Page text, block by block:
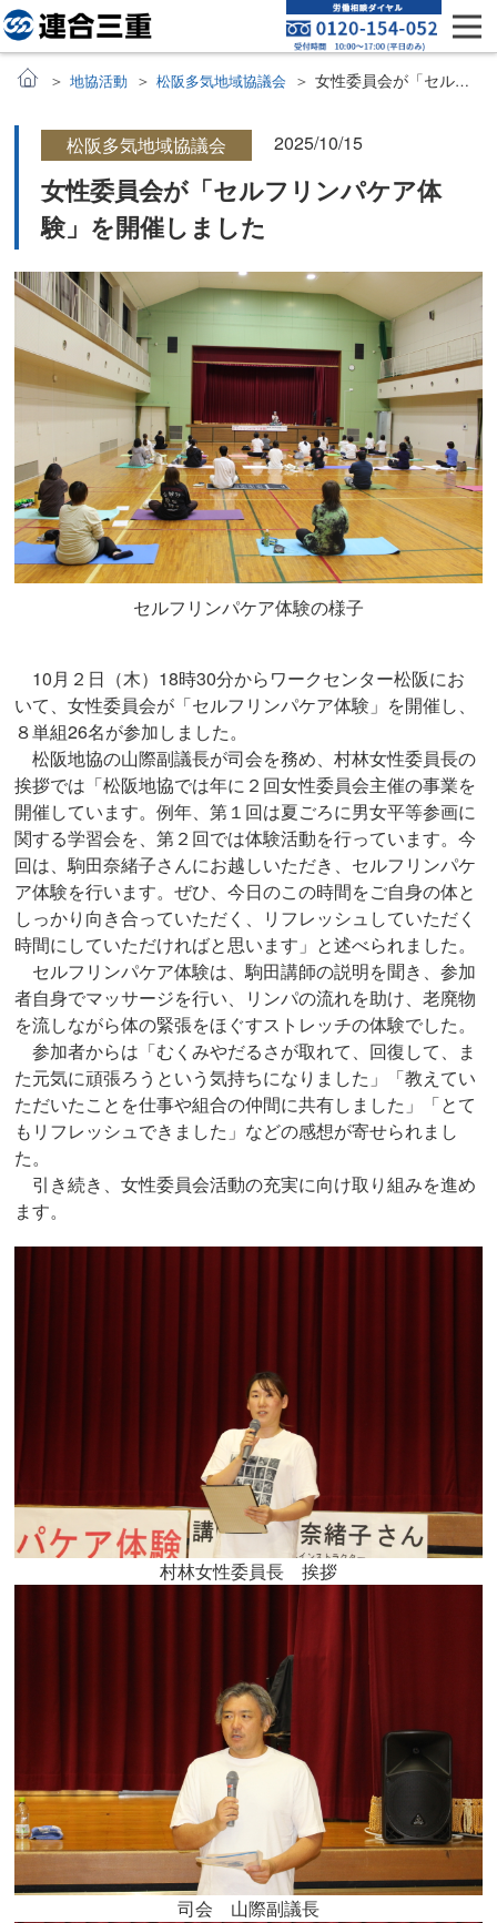
地協活動 松阪多気地域協議会 女性委員会が「セルフリンパケア体験」を開催しました
松阪多気地域協議会 2025/10/15
女性委員会が「セルフリンパケア体
験」を開催しました
セルフリンパケア体験の様子
10月２日（木）18時30分からワークセンター松阪にお
いて、女性委員会が「セルフリンパケア体験」を開催し、
８単組26名が参加しました。
松阪地協の山際副議長が司会を務め、村林女性委員長の
挨拶では「松阪地協では年に２回女性委員会主催の事業を
開催しています。例年、第１回は夏ごろに男女平等参画に
関する学習会を、第２回では体験活動を行っています。今
回は、駒田奈緒子さんにお越しいただき、セルフリンパケ
ア体験を行います。ぜひ、今日のこの時間をご自身の体と
しっかり向き合っていただく、リフレッシュしていただく
時間にしていただければと思います」と述べられました。
セルフリンパケア体験は、駒田講師の説明を聞き、参加
者自身でマッサージを行い、リンパの流れを助け、老廃物
を流しながら体の緊張をほぐすストレッチの体験でした。
参加者からは「むくみやだるさが取れて、回復して、ま
た元気に頑張ろうという気持ちになりました」「教えてい
ただいたことを仕事や組合の仲間に共有しました」「とて
もリフレッシュできました」などの感想が寄せられまし
た。
引き続き、女性委員会活動の充実に向け取り組みを進め
ます。
村林女性委員長 挨拶
司会 山際副議長